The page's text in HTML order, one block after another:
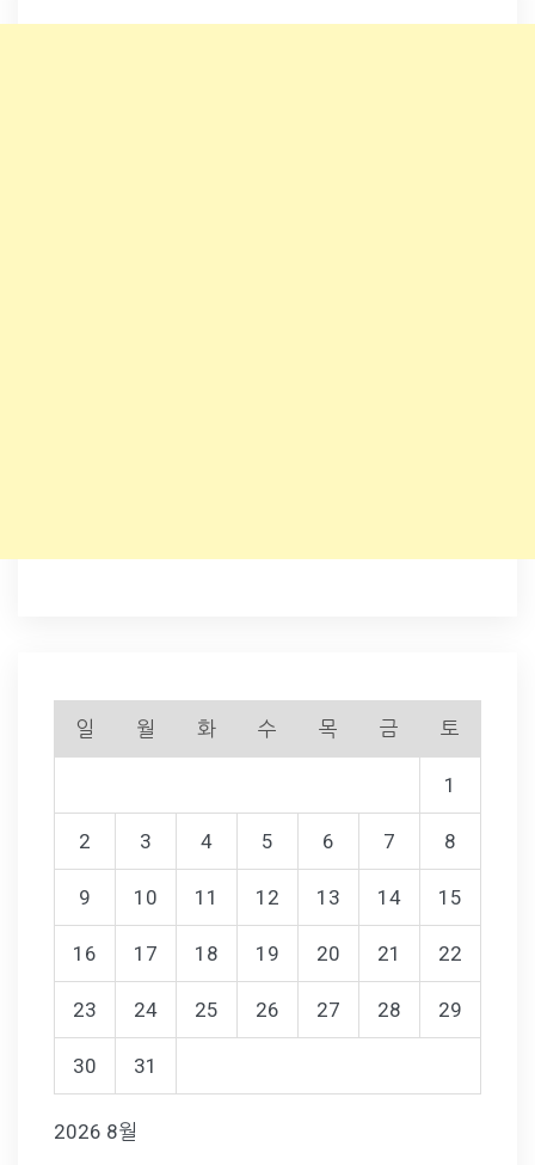
2026 8월
일 월 화 수 목 금 토
1
2 3 4 5 6 7 8
9 10 11 12 13 14 15
16 17 18 19 20 21 22
23 24 25 26 27 28 29
30 31